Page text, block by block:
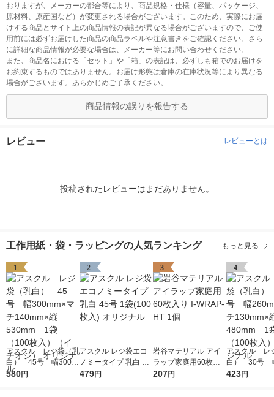
おりますが、メーカーの都合等により、商品規格・仕様（容量、パッケージ、
原材料、原産国など）が変更される場合がございます。このため、実際にお届
けする商品とサイト上の商品情報の表記が異なる場合がございますので、ご使
用前には必ずお届けした商品の商品ラベルや注意書きをご確認ください。さら
に詳細な商品情報が必要な場合は、メーカー等にお問い合わせください。
また、商品名における「セット」や「箱」の表記は、必ずしも箱でのお届けを
お約束するものではありません。お届け形態は倉庫の在庫状況等により異なる
場合がございます。あらかじめご了承ください。
商品情報の誤りを報告する
レビュー レビューとは
投稿されたレビューはまだありません。
工作用紙・袋・ラッピングの人気ランキング もっと見る
1
アスクル レジ袋（乳
白） 45号 幅300m
m×マチ140mm×縦53
580円
2
アスクル レジ袋エコ
ノミータイプ 乳白 45
号 1袋(100枚入) オリ
479円
3
岩谷マテリアル アイ
ラップ家庭用60枚入
り I-WRAP-HT 1個
207円
4
アスクル レ
白） 30号
m×マチ
423円